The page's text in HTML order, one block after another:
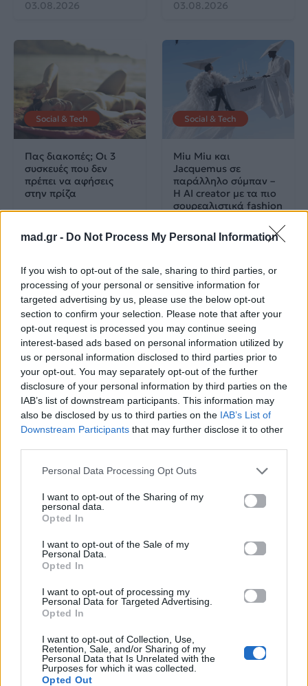
mad.gr - Do Not Process My Personal Information
If you wish to opt-out of the sale, sharing to third parties, or
processing of your personal or sensitive information for
targeted advertising by us, please use the below opt-out
section to confirm your selection. Please note that after your
opt-out request is processed you may continue seeing
interest-based ads based on personal information utilized by
us or personal information disclosed to third parties prior to
your opt-out. You may separately opt-out of the further
disclosure of your personal information by third parties on the
IAB’s list of downstream participants. This information may
also be disclosed by us to third parties on the IAB’s List of
Downstream Participants that may further disclose it to other
Personal Data Processing Opt Outs
I want to opt-out of the Sharing of my
personal data.
Opted In
I want to opt-out of the Sale of my
Personal Data.
Opted In
I want to opt-out of processing my
Personal Data for Targeted Advertising.
Opted In
I want to opt-out of Collection, Use,
Retention, Sale, and/or Sharing of my
Personal Data that Is Unrelated with the
Purposes for which it was collected.
Opted Out
03.08.2026 03.08.2026
Social & Tech
Πας διακοπές; Οι 3
συσκευές που δεν
πρέπει να αφήσεις
στην πρίζα
Social & Tech
Miu Miu και
Jacquemus σε
παράλληλο σύμπαν –
Η AI creator με τα πιο
σουρεαλιστικά fashion
Social & Tech
Ο «Δάσκαλος Λι»
είναι ο viral γκουρού
που δεν ξέραμε ότι
31.07.2026
Social & Tech
Θες να γίνεις
influencer; Το ChatGPT
έχει τη λύση και είναι
31.07.2026
Ξέχνα το hot girl
summer! Το νέο viral
trend είναι πιο ήρεμο
απ’ όσο φαντάζεσαι
Mad Radio 106,2:
«Είμαι χρόνια στη
δουλειά, αλλά ο
κόσμος ξέρει μόνο το